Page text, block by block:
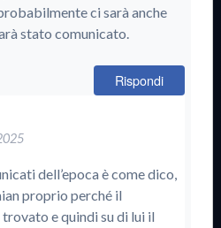
ci sarà anche
stato comunicato.
Rispondi
dell’epoca è come dico,
proprio perché il
e quindi su di lui il